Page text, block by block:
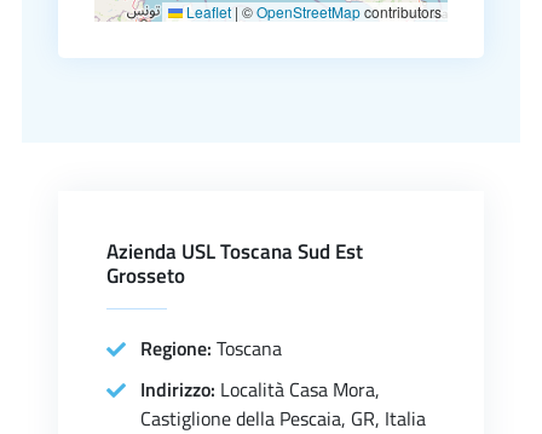
Leaflet | ©OpenStreetMapcontributors
Azienda USL Toscana Sud Est
Grosseto
Regione: Toscana
Indirizzo: Località Casa Mora,
Castiglione della Pescaia, GR, Italia